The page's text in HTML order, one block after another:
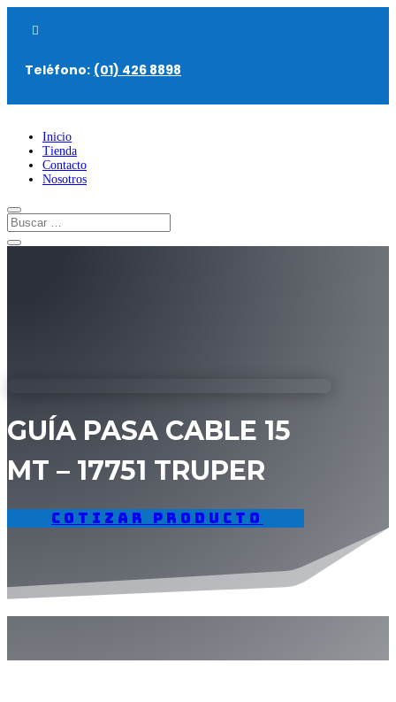

Teléfono: (01) 426 8898
Inicio
Tienda
Contacto
Nosotros
GUÍA PASA CABLE 15
MT – 17751 TRUPER
Cotizar producto